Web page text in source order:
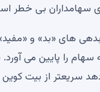
سهامداران بی خطر
بدهی های «بد» و
را پایین می